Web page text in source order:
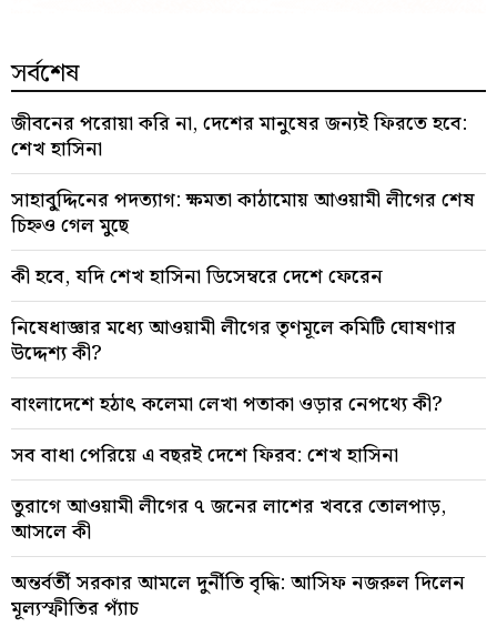
সর্বশেষ
জীবনের পরোয়া করি না, দেশের মানুষের জন্যই ফিরতে হবে:
শেখ হাসিনা
সাহাবু্দ্দিনের পদত্যাগ: ক্ষমতা কাঠামোয় আওয়ামী লীগের শেষ
চিহ্নও গেল মুছে
কী হবে, যদি শেখ হাসিনা ডিসেম্বরে দেশে ফেরেন
নিষেধাজ্ঞার মধ্যে আওয়ামী লীগের তৃণমূলে কমিটি ঘোষণার
উদ্দেশ্য কী?
বাংলাদেশে হঠাৎ কলেমা লেখা পতাকা ওড়ার নেপথ্যে কী?
সব বাধা পেরিয়ে এ বছরই দেশে ফিরব: শেখ হাসিনা
তুরাগে আওয়ামী লীগের ৭ জনের লাশের খবরে তোলপাড়,
আসলে কী
অন্তর্বর্তী সরকার আমলে দুর্নীতি বৃদ্ধি: আসিফ নজরুল দিলেন
মূল্যস্ফীতির প্যাঁচ